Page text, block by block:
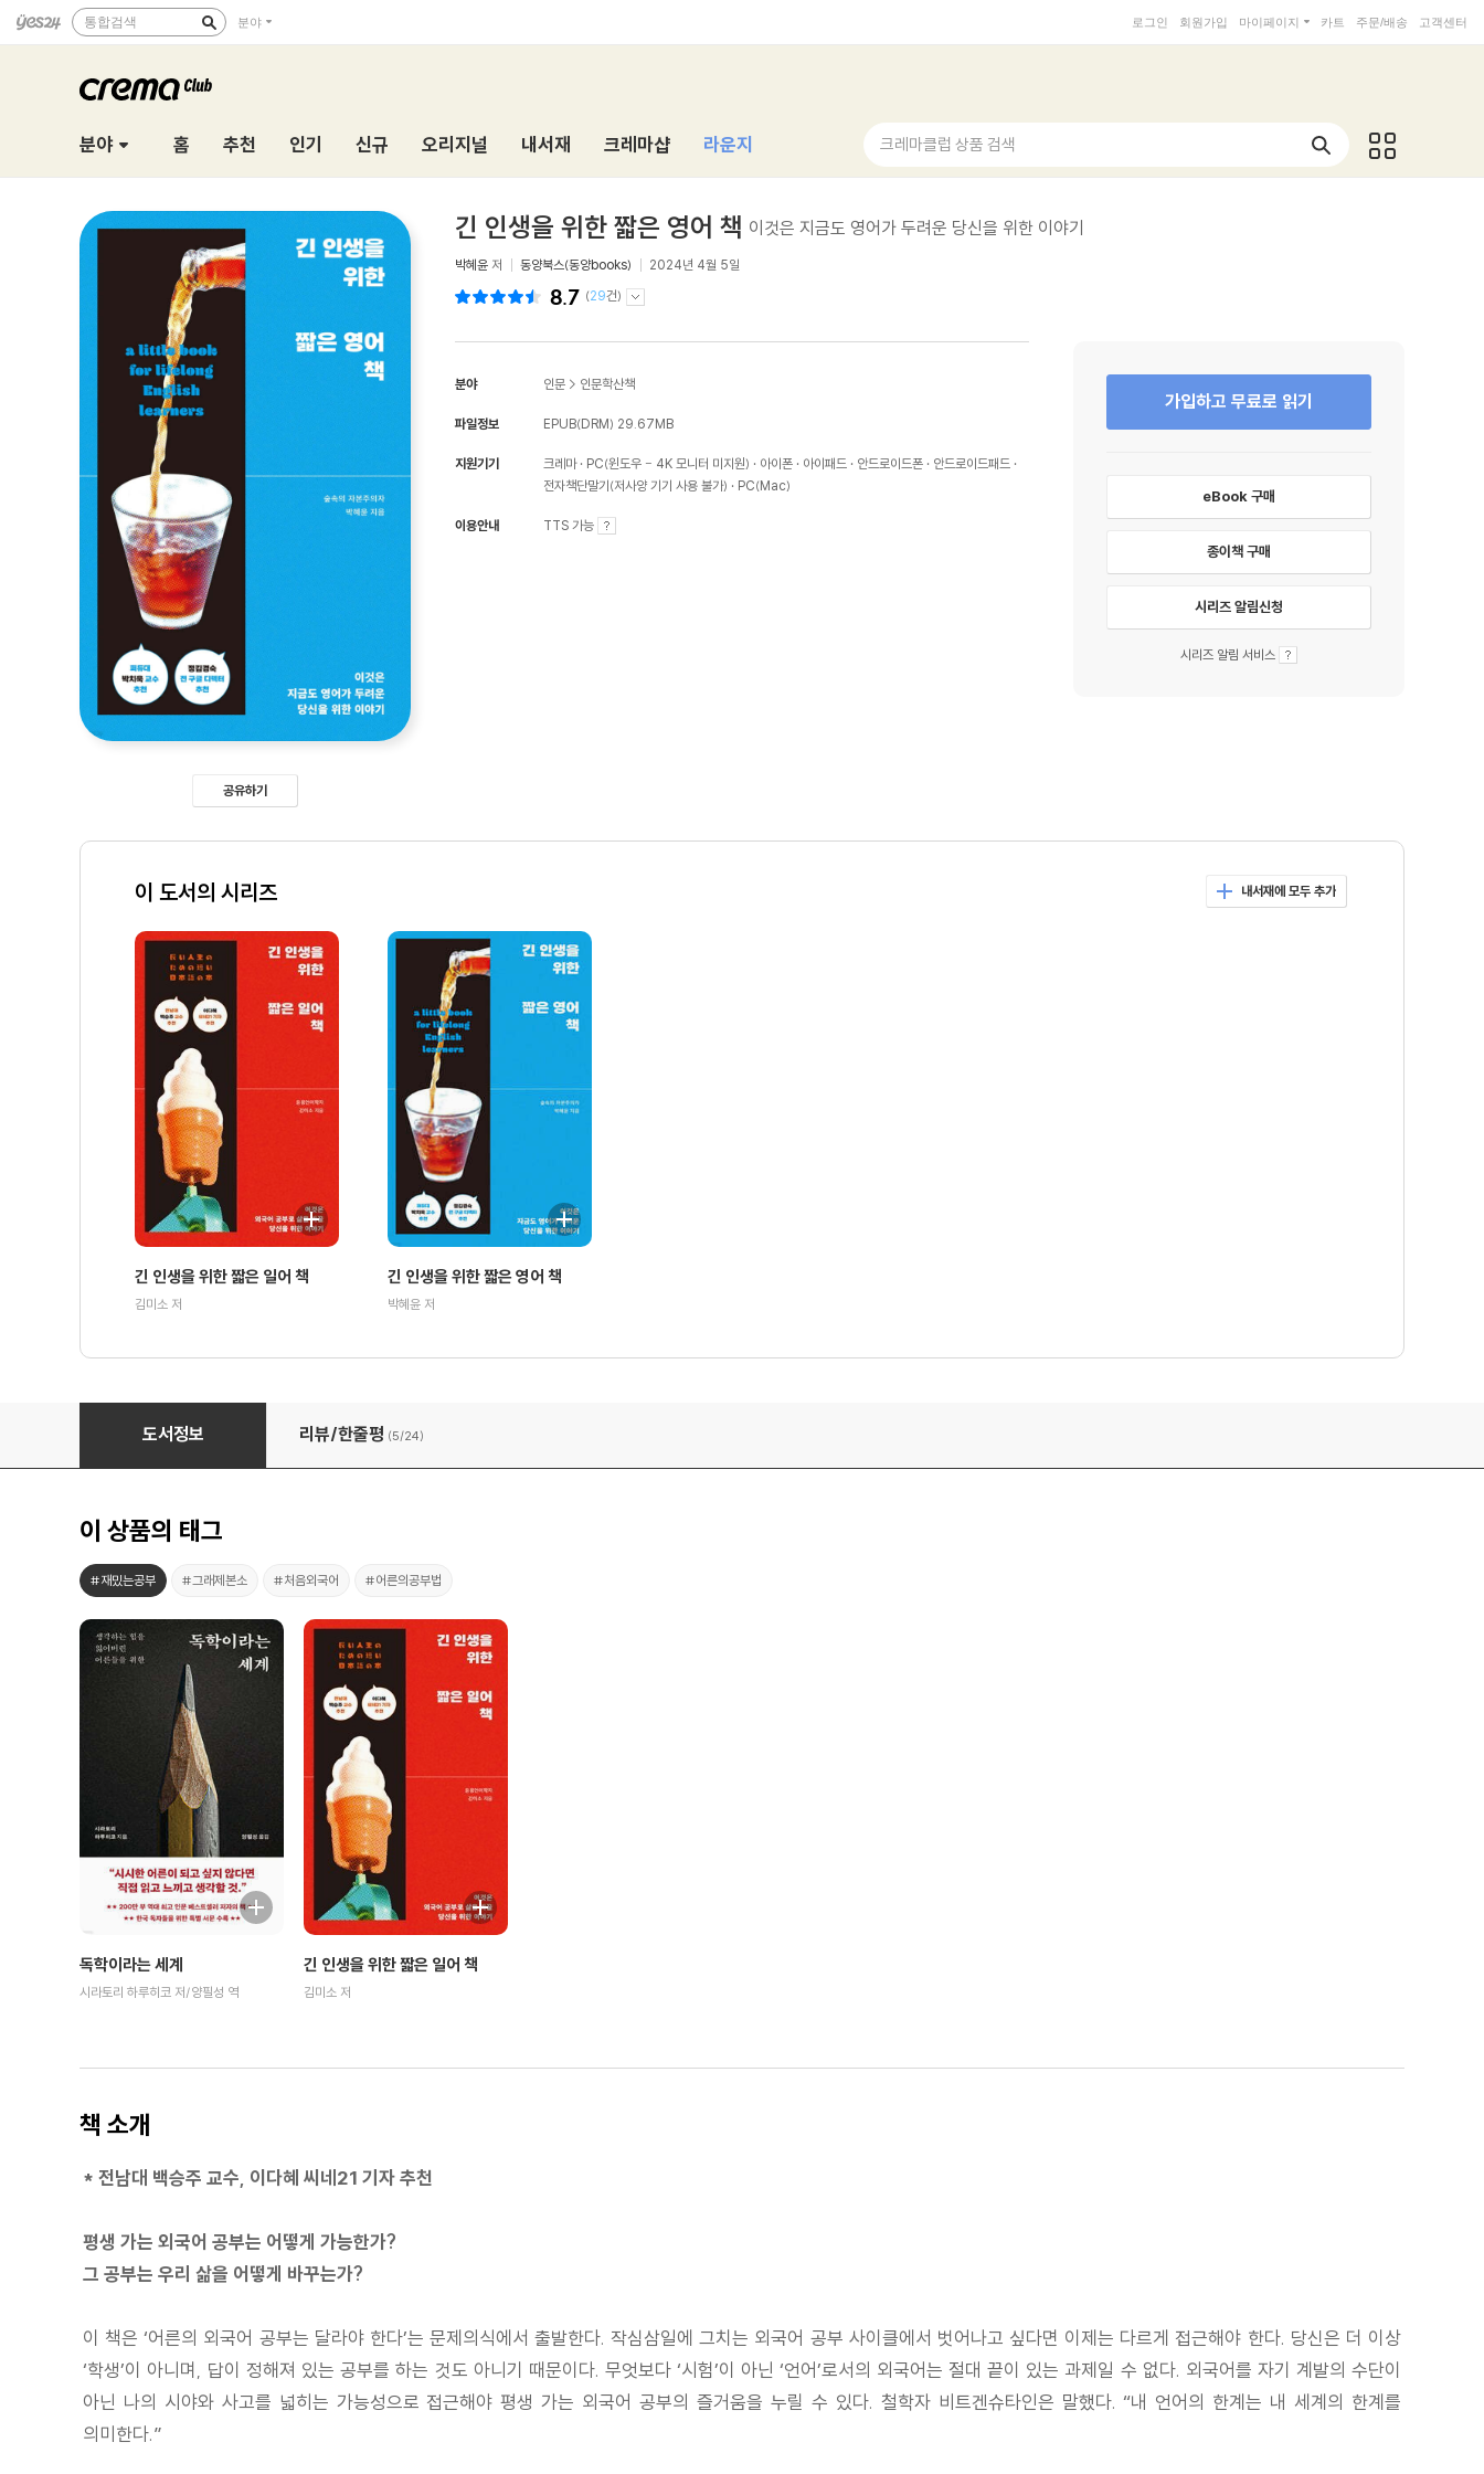
통합검색 분야 로그인 회원가입 마이페이지 카트 주문/배송 고객센터
분야 홈 추천 인기 신규 오리지널 내서재 크레마샵 라운지 크레마클럽 상품 검색
공유하기
긴 인생을 위한 짧은 영어 책 이것은 지금도 영어가 두려운 당신을 위한 이야기
박혜윤 저 동양북스(동양books) 2024년 4월 5일
8.7 (29건)
분야 인문 > 인문학산책
파일정보 EPUB(DRM) 29.67MB
지원기기 크레마 PC(윈도우 - 4K 모니터 미지원) 아이폰 아이패드 안드로이드폰
안드로이드패드
전자책단말기(저사양 기기 사용 불가)
PC(Mac)
이용안내 TTS 가능
가입하고 무료로 읽기
eBook 구매
종이책 구매
시리즈 알림신청
시리즈 알림 서비스
이 도서의 시리즈 내서재에 모두 추가
긴 인생을 위한 짧은 일어 책
김미소 저
긴 인생을 위한 짧은 영어 책
박혜윤 저
긴 인생을 위한 짧은 영어 책
도서정보 리뷰/한줄평 (5/24)
이 상품의 태그
#재밌는공부 #그래제본소 #처음외국어 #어른의공부법
독학이라는 세계
시라토리 하루히코 저/양필성 역
긴 인생을 위한 짧은 일어 책
김미소 저
책 소개
* 전남대 백승주 교수, 이다혜 씨네21 기자 추천
평생 가는 외국어 공부는 어떻게 가능한가?
그 공부는 우리 삶을 어떻게 바꾸는가?
이 책은 ‘어른의 외국어 공부는 달라야 한다’는 문제의식에서 출발한다. 작심삼일에 그치는 외국어 공부 사이클에서 벗어나고 싶다면 이제는 다르게 접근해야 한다. 당신은 더 이상
‘학생’이 아니며, 답이 정해져 있는 공부를 하는 것도 아니기 때문이다. 무엇보다 ‘시험’이 아닌 ‘언어’로서의 외국어는 절대 끝이 있는 과제일 수 없다. 외국어를 자기 계발의 수단이
아닌 나의 시야와 사고를 넓히는 가능성으로 접근해야 평생 가는 외국어 공부의 즐거움을 누릴 수 있다. 철학자 비트겐슈타인은 말했다. “내 언어의 한계는 내 세계의 한계를
의미한다.”